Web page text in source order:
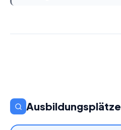
Ausbildungsplätze